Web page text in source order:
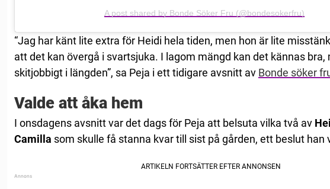
A post shared by Bonde Söker Fru (@bondesokerfru)
“Jag har känt lite extra för Heidi hela tiden, men hon är lite
att det kan övergå i svartsjuka. I lagom mängd kan det kännas bra,
skitjobbigt i längden”, sa Peja i ett tidigare avsnitt av Bonde söker
Valde att åka hem
I onsdagens avsnitt var det dags för Peja att belsuta vilka två av
Camilla som skulle få stanna kvar till sist på gården, ett beslut han